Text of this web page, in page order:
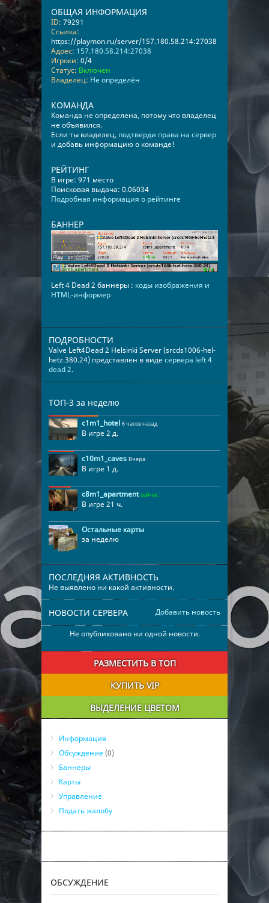
ОБЩАЯ ИНФОРМАЦИЯ
ID: 79291
Ссылка:
https://playmon.ru/server/157.180.58.214:27038
Адрес: 157.180.58.214:27038
Игроки: 0/4
Статус: Включен
Владелец: Не определён
КОМАНДА
Команда не определена, потому что владелец
не объявился.
Если ты владелец, подтверди права на сервер
и добавь информацию о команде!
РЕЙТИНГ
В игре: 971 место
Поисковая выдача: 0.06034
Подробная информация о рейтинге
БАННЕР
Left 4 Dead 2 баннеры : коды изображения и
HTML-информер
ПОДРОБНОСТИ
Valve Left4Dead 2 Helsinki Server (srcds1006-hel-
hetz.380.24) представлен в видесервера left 4
dead 2.
ТОП-3 за неделю
c1m1_hotel 6 часов назад
В игре 2 д.
c10m1_caves Вчера
В игре 1 д.
c8m1_apartment сейчас
В игре 21 ч.
Остальные карты
за неделю
ПОСЛЕДНЯЯ АКТИВНОСТЬ
Не выявлено ни какой активности.
Добавить новость
НОВОСТИ СЕРВЕРА
Не опубликовано ни одной новости.
РАЗМЕСТИТЬ В ТОП
КУПИТЬ VIP
ВЫДЕЛЕНИЕ ЦВЕТОМ
Информация
Обсуждение (0)
Баннеры
Карты
Управление
Подать жалобу
ОБСУЖДЕНИЕ